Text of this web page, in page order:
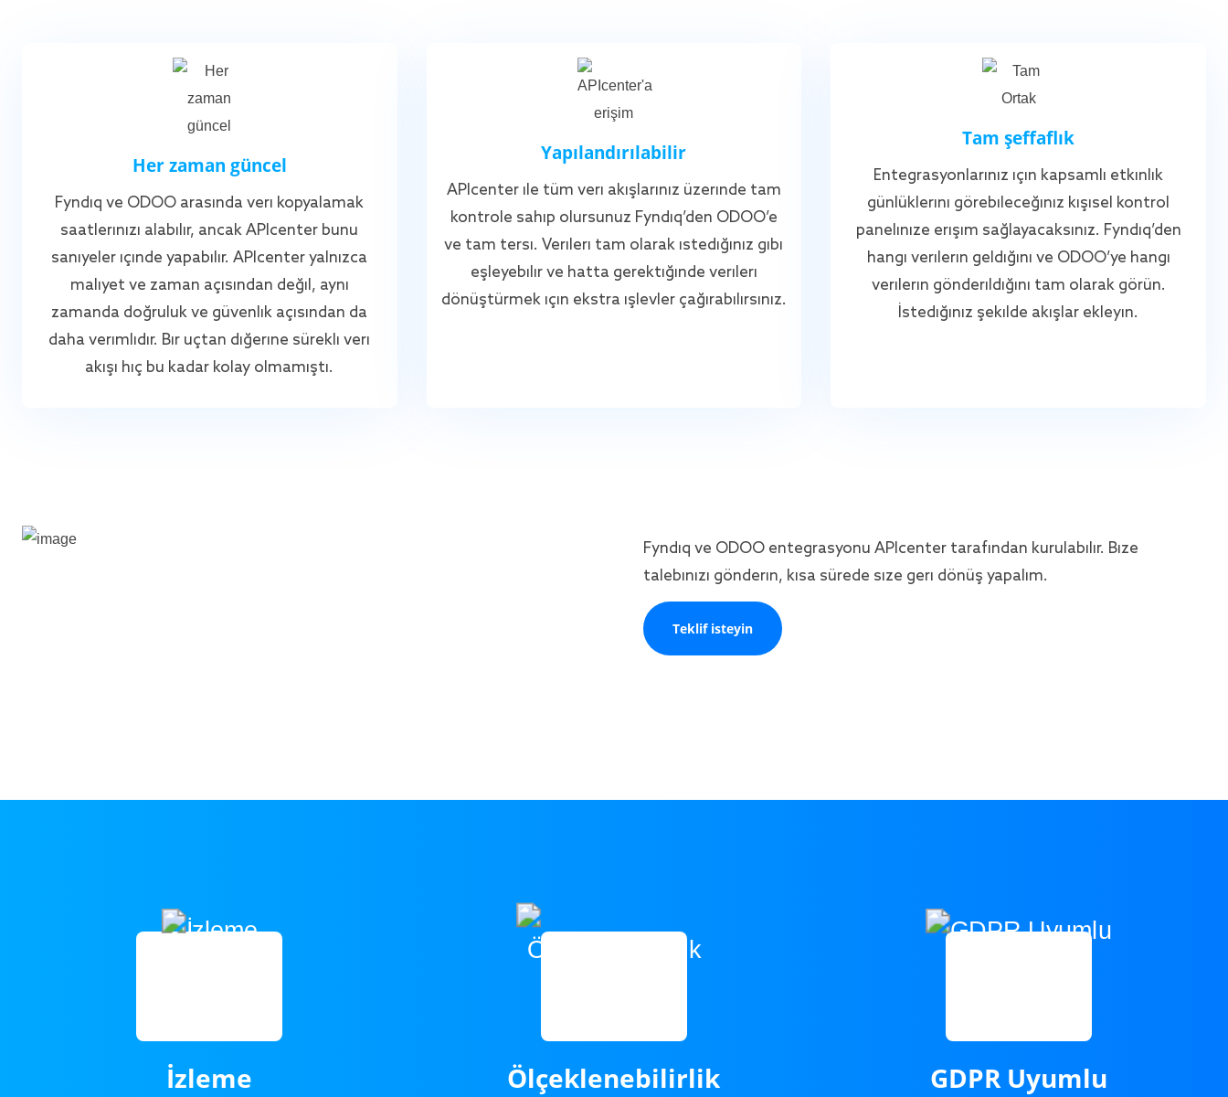
Her zaman güncel
Fyndiq ve ODOO arasında veri kopyalamak
saatlerinizi alabilir, ancak APIcenter bunu
saniyeler içinde yapabilir. APIcenter yalnızca
maliyet ve zaman açısından değil, aynı
zamanda doğruluk ve güvenlik açısından da
daha verimlidir. Bir uçtan diğerine sürekli veri
akışı hiç bu kadar kolay olmamıştı.
Yapılandırılabilir
APIcenter ile tüm veri akışlarınız üzerinde tam
kontrole sahip olursunuz Fyndiq’den ODOO’e
ve tam tersi. Verileri tam olarak istediğiniz gibi
eşleyebilir ve hatta gerektiğinde verileri
dönüştürmek için ekstra işlevler çağırabilirsiniz.
Tam şeffaflık
Entegrasyonlarınız için kapsamlı etkinlik
günlüklerini görebileceğiniz kişisel kontrol
panelinize erişim sağlayacaksınız. Fyndiq’den
hangi verilerin geldiğini ve ODOO’ye hangi
verilerin gönderildiğini tam olarak görün.
İstediğiniz şekilde akışlar ekleyin.
Fyndiq ve ODOO entegrasyonu APIcenter tarafından kurulabilir. Bize
talebinizi gönderin, kısa sürede size geri dönüş yapalım.
Teklif isteyin
İzleme Ölçeklenebilirlik GDPR Uyumlu